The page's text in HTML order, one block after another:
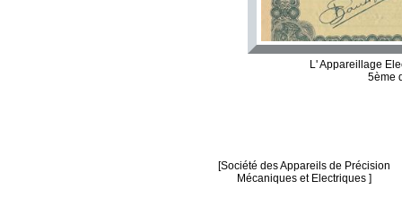
L' Appareillage
5ème
[Société des Appareils de Précision
Mécaniques et Electriques ]